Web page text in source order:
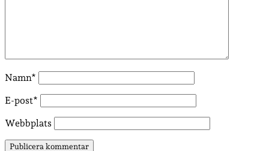
Namn*
E-post*
Webbplats